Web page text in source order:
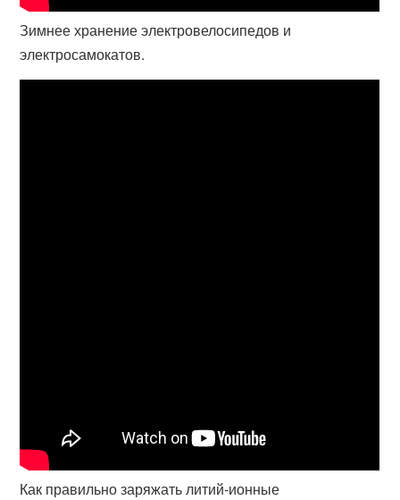
Зимнее хранение электровелосипедов и
электросамокатов.
Как правильно заряжать литий-ионные